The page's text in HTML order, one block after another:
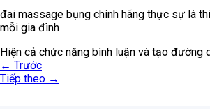
đai massage bụng chính hãng thực sự là
mỗi gia đình
Hiện cả chức năng bình luận và tạo đường
← Trước
Tiếp theo →